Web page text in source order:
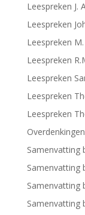
Leespreken J.
Leespreken
Leespreken
Leespreken
Leespreken
Leespreken
Leespreken
Samenvatting
Samenvatting
Samenvatting
Samenvatting